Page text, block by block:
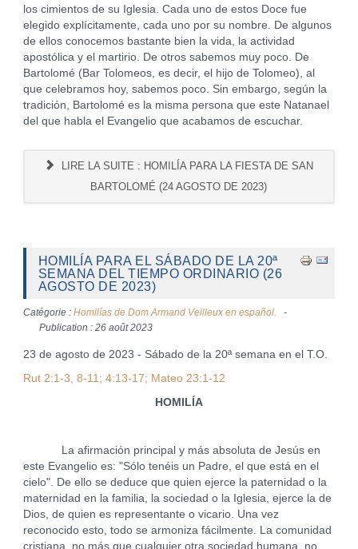
los cimientos de su Iglesia. Cada uno de estos Doce fue
elegido explícitamente, cada uno por su nombre. De algunos
de ellos conocemos bastante bien la vida, la actividad
apostólica y el martirio. De otros sabemos muy poco. De
Bartolomé (Bar Tolomeos, es decir, el hijo de Tolomeo), al
que celebramos hoy, sabemos poco. Sin embargo, según la
tradición, Bartolomé es la misma persona que este Natanael
del que habla el Evangelio que acabamos de escuchar.
LIRE LA SUITE : HOMILÍA PARA LA FIESTA DE SAN
BARTOLOMÉ (24 AGOSTO DE 2023)
HOMILÍA PARA EL SÁBADO DE LA 20ª
SEMANA DEL TIEMPO ORDINARIO (26
AGOSTO DE 2023)
Catégorie : Homilías de Dom Armand Veilleux en español.
Publication : 26 août 2023
23 de agosto de 2023 - Sábado de la 20ª semana en el T.O.
Rut 2:1-3, 8-11; 4:13-17; Mateo 23:1-12
HOMILÍA
La afirmación principal y más absoluta de Jesús en
este Evangelio es: "Sólo tenéis un Padre, el que está en el
cielo". De ello se deduce que quien ejerce la paternidad o la
maternidad en la familia, la sociedad o la Iglesia, ejerce la de
Dios, de quien es representante o vicario. Una vez
reconocido esto, todo se armoniza fácilmente. La comunidad
cristiana, no más que cualquier otra sociedad humana, no